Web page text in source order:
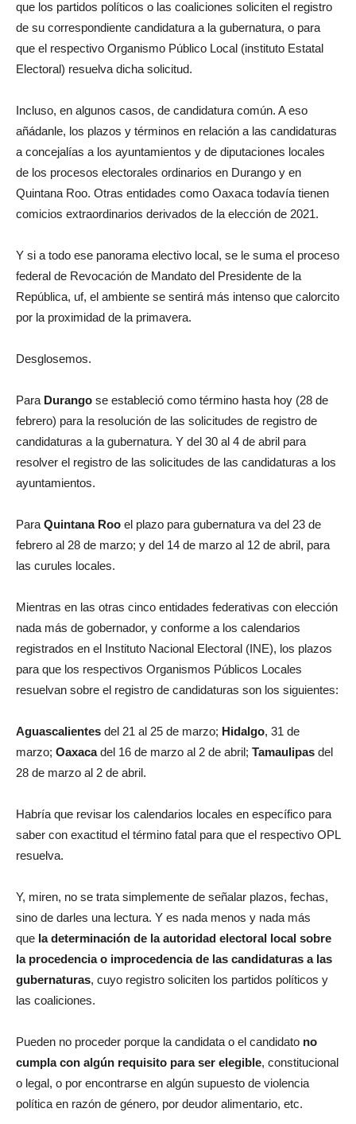
que los partidos políticos o las coaliciones soliciten el registro
de su correspondiente candidatura a la gubernatura, o para
que el respectivo Organismo Público Local (instituto Estatal
Electoral) resuelva dicha solicitud.
Incluso, en algunos casos, de candidatura común. A eso
añádanle, los plazos y términos en relación a las candidaturas
a concejalías a los ayuntamientos y de diputaciones locales
de los procesos electorales ordinarios en Durango y en
Quintana Roo. Otras entidades como Oaxaca todavía tienen
comicios extraordinarios derivados de la elección de 2021.
Y si a todo ese panorama electivo local, se le suma el proceso
federal de Revocación de Mandato del Presidente de la
República, uf, el ambiente se sentirá más intenso que calorcito
por la proximidad de la primavera.
Desglosemos.
Para Durango se estableció como término hasta hoy (28 de
febrero) para la resolución de las solicitudes de registro de
candidaturas a la gubernatura. Y del 30 al 4 de abril para
resolver el registro de las solicitudes de las candidaturas a los
ayuntamientos.
Para Quintana Roo el plazo para gubernatura va del 23 de
febrero al 28 de marzo; y del 14 de marzo al 12 de abril, para
las curules locales.
Mientras en las otras cinco entidades federativas con elección
nada más de gobernador, y conforme a los calendarios
registrados en el Instituto Nacional Electoral (INE), los plazos
para que los respectivos Organismos Públicos Locales
resuelvan sobre el registro de candidaturas son los siguientes:
Aguascalientes del 21 al 25 de marzo; Hidalgo, 31 de
marzo; Oaxacadel 16 de marzo al 2 de abril; Tamaulipas del
28 de marzo al 2 de abril.
Habría que revisar los calendarios locales en específico para
saber con exactitud el término fatal para que el respectivo OPL
resuelva.
Y, miren, no se trata simplemente de señalar plazos, fechas,
sino de darles una lectura. Y es nada menos y nada más
que la determinación de la autoridad electoral local sobre
la procedencia o improcedencia de las candidaturas a las
gubernaturas, cuyo registro soliciten los partidos políticos y
las coaliciones.
Pueden no proceder porque la candidata o el candidato no
cumpla con algún requisito para ser elegible, constitucional
o legal, o por encontrarse en algún supuesto de violencia
política en razón de género, por deudor alimentario, etc.